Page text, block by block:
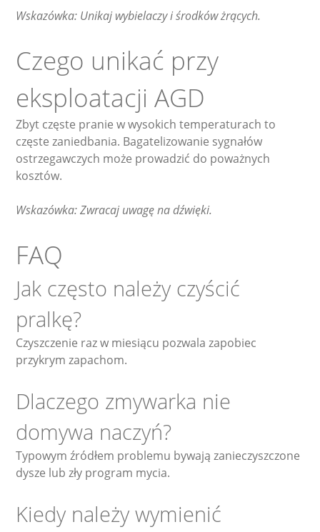
Wskazówka: Unikaj wybielaczy i środków żrących.
Czego unikać przy
eksploatacji AGD
Zbyt częste pranie w wysokich temperaturach to
częste zaniedbania. Bagatelizowanie sygnałów
ostrzegawczych może prowadzić do poważnych
kosztów.
Wskazówka: Zwracaj uwagę na dźwięki.
FAQ
Jak często należy czyścić
pralkę?
Czyszczenie raz w miesiącu pozwala zapobiec
przykrym zapachom.
Dlaczego zmywarka nie
domywa naczyń?
Typowym źródłem problemu bywają zanieczyszczone
dysze lub zły program mycia.
Kiedy należy wymienić